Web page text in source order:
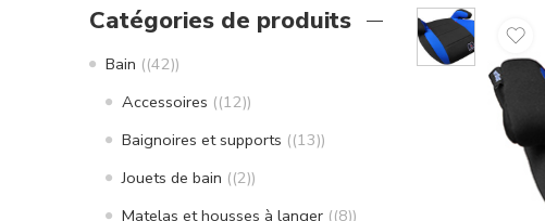
Catégories de produits
Bain (42)
Accessoires (12)
Baignoires et supports (13)
Jouets de bain (2)
Matelas et housses à langer (8)